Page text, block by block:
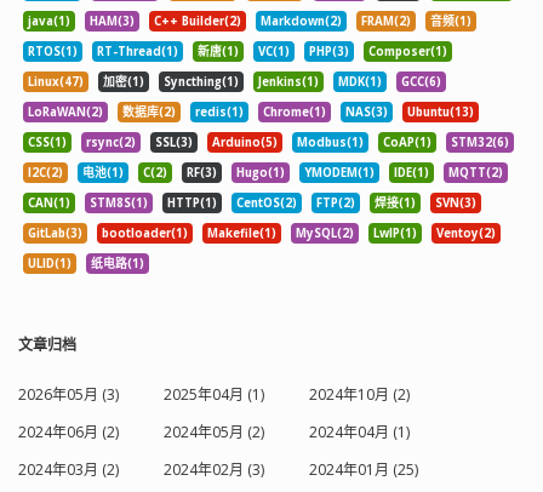
java(1) HAM(3) C++ Builder(2) Markdown(2) FRAM(2)
音频(1)
RTOS(1)
RT-Thread(1) 新唐(1) VC(1) PHP(3)
Composer(1)
Linux(47)
加密(1) Syncthing(1) Jenkins(1) MDK(1)
GCC(6)
LoRaWAN(2)
数据库(2) redis(1) Chrome(1) NAS(3)
Ubuntu(13)
CSS(1)
rsync(2) SSL(3) Arduino(5) Modbus(1) CoAP(1)
STM32(6)
I2C(2)
电池(1) C(2) RF(3) Hugo(1) YMODEM(1) IDE(1)
MQTT(2)
CAN(1)
STM8S(1) HTTP(1) CentOS(2) FTP(2) 焊接(1)
SVN(3)
GitLab(3)
bootloader(1) Makefile(1) MySQL(2) LwIP(1)
Ventoy(2)
ULID(1)
纸电路(1)
文章归档
2026年05月 (3) 2025年04月 (1)
2024年10月 (2)
2024年06月 (2)
2024年05月 (2)
2024年04月 (1)
2024年03月 (2)
2024年02月 (3)
2024年01月 (25)